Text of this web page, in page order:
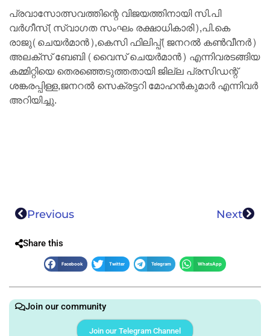
പ്രവാസോത്സവത്തിന്റെ വിജയത്തിനായി സി.പി
വർഗീസ്(സ്വാഗത സംഘം രക്ഷാധികാരി),പി.കെ
രാജു(ചെയർമാൻ),കെസി ഫിലിപ്പ്(ജനറൽ കൺവീനർ)
അലക്സ് ബേബി (വൈസ് ചെയർമാൻ) എന്നിവരടങ്ങിയ
കമ്മിറ്റിയെ തെരഞ്ഞെടുത്തതായി ജില്ല പ്രസിഡന്റ്
ശങ്കരപ്പിള്ള,ജനറൽ സെക്രട്ടറി മോഹൻകുമാർ എന്നിവർ
അറിയിച്ചു.
Previous Next
Share this
Facebook Twitter Telegram WhatsApp
Join our community
Join our Telegram Channel